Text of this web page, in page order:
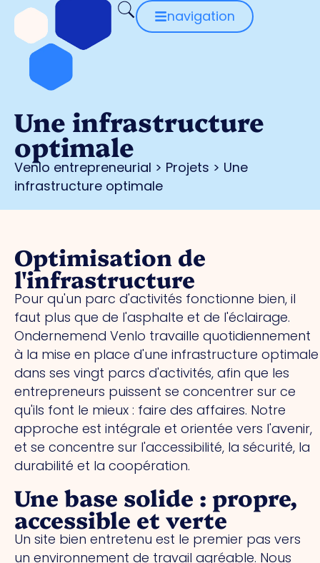
navigation
Une infrastructure
optimale
Venlo entrepreneurial > Projets > Une
infrastructure optimale
Optimisation de
l'infrastructure
Pour qu'un parc d'activités fonctionne bien, il
faut plus que de l'asphalte et de l'éclairage.
Ondernemend Venlo travaille quotidiennement
à la mise en place d'une infrastructure optimale
dans ses vingt parcs d'activités, afin que les
entrepreneurs puissent se concentrer sur ce
qu'ils font le mieux : faire des affaires. Notre
approche est intégrale et orientée vers l'avenir,
et se concentre sur l'accessibilité, la sécurité, la
durabilité et la coopération.
Une base solide : propre,
accessible et verte
Un site bien entretenu est le premier pas vers
un environnement de travail agréable. Nous